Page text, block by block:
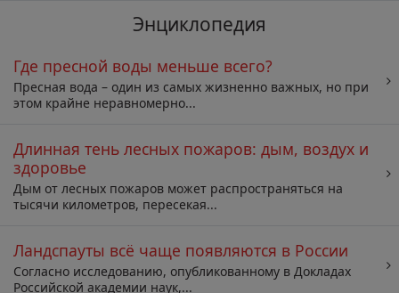
Энциклопедия
Где пресной воды меньше всего?
Пресная вода – один из самых жизненно важных, но при
этом крайне неравномерно...
Длинная тень лесных пожаров: дым, воздух и
здоровье
Дым от лесных пожаров может распространяться на
тысячи километров, пересекая...
Ландспауты всё чаще появляются в России
Согласно исследованию, опубликованному в Докладах
Российской академии наук,...